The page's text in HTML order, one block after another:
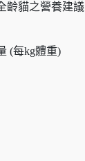
齡貓之營養建議
(每kg體重)